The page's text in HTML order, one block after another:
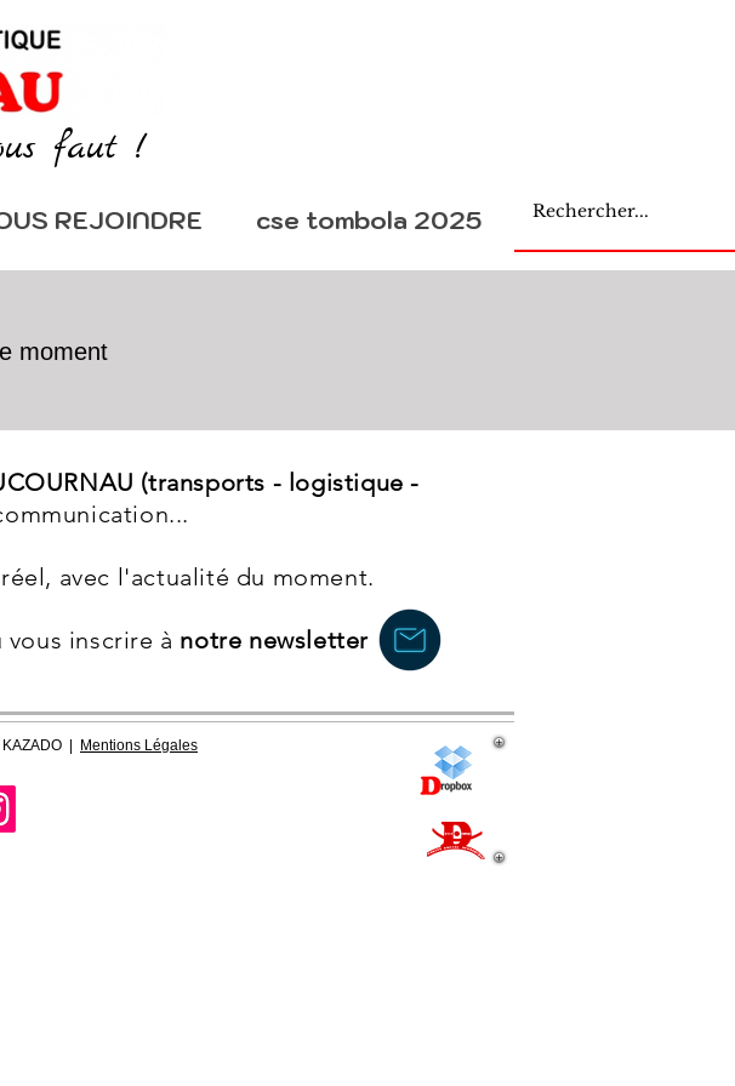
faut !
REJOINDRE cse tombola 2025
moment
(transports - logistique -
avec l'actualité du moment.
inscrire à notre newsletter
| Mentions Légales